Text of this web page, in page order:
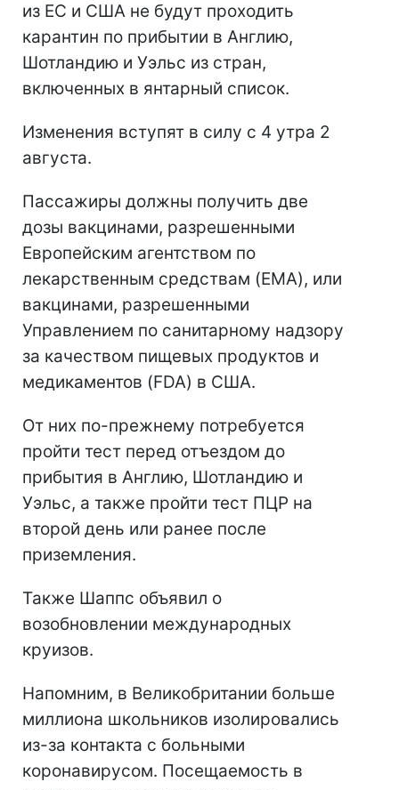
из ЕС и США не будут проходить
карантин по прибытии в Англию,
Шотландию и Уэльс из стран,
включенных в янтарный список.
Изменения вступят в силу с 4 утра 2
августа.
Пассажиры должны получить две
дозы вакцинами, разрешенными
Европейским агентством по
лекарственным средствам (EMA), или
вакцинами, разрешенными
Управлением по санитарному надзору
за качеством пищевых продуктов и
медикаментов (FDA) в США.
От них по-прежнему потребуется
пройти тест перед отъездом до
прибытия в Англию, Шотландию и
Уэльс, а также пройти тест ПЦР на
второй день или ранее после
приземления.
Также Шаппс объявил о
возобновлении международных
круизов.
Напомним, в Великобритании больше
миллиона школьников изолировались
из-за контакта с больными
коронавирусом. Посещаемость в